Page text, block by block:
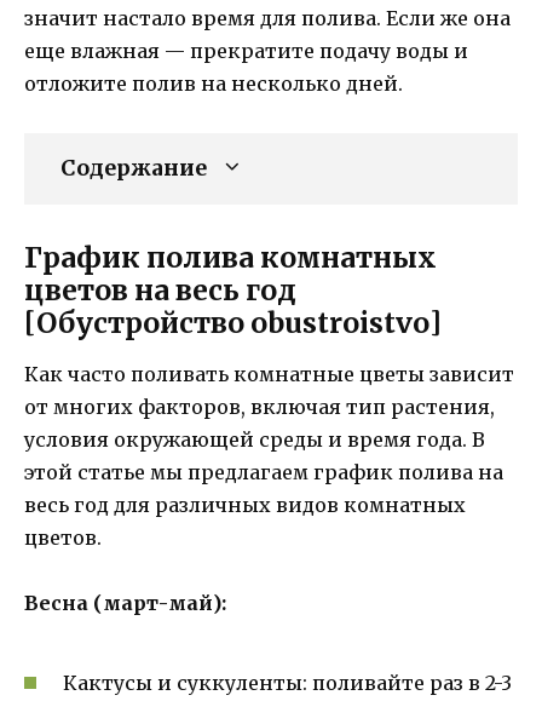
значит настало время для полива. Если же она
еще влажная — прекратите подачу воды и
отложите полив на несколько дней.
Содержание
График полива комнатных
цветов на весь год
[Обустройство obustroistvo]
Как часто поливать комнатные цветы зависит
от многих факторов, включая тип растения,
условия окружающей среды и время года. В
этой статье мы предлагаем график полива на
весь год для различных видов комнатных
цветов.
Весна (март-май):
Кактусы и суккуленты: поливайте раз в 2-3